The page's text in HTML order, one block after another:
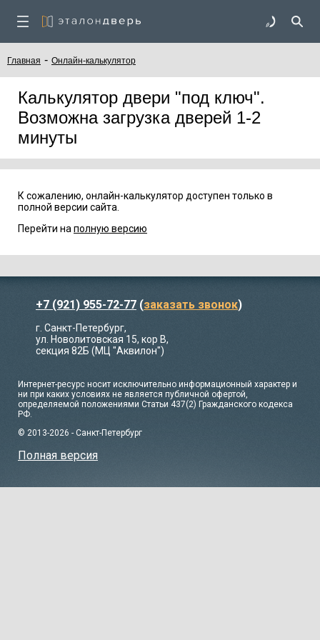
Главная - Онлайн-калькулятор
Калькулятор двери "под ключ".
Возможна загрузка дверей 1-2
минуты
К сожалению, онлайн-калькулятор доступен только в
полной версии сайта.
Перейти на полную версию
+7 (921) 955-72-77 (заказать звонок)
г. Санкт-Петербург,
ул. Новолитовская 15, кор В,
секция 82Б (МЦ "Аквилон")
Интернет-ресурс носит исключительно информационный характер и
ни при каких условиях не является публичной офертой,
определяемой положениями Статьи 437(2) Гражданского кодекса
РФ.
© 2013-2026 - Санкт-Петербург
Полная версия